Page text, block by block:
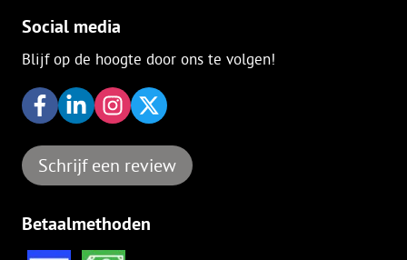
Social media
Blijf op de hoogte door ons te volgen!
Schrijf een review
Betaalmethoden